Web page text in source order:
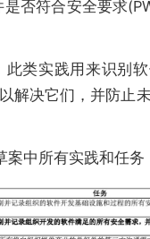
是否符合安全要求
类实践用来识别
解决它们，并防止
中所有实践和任务